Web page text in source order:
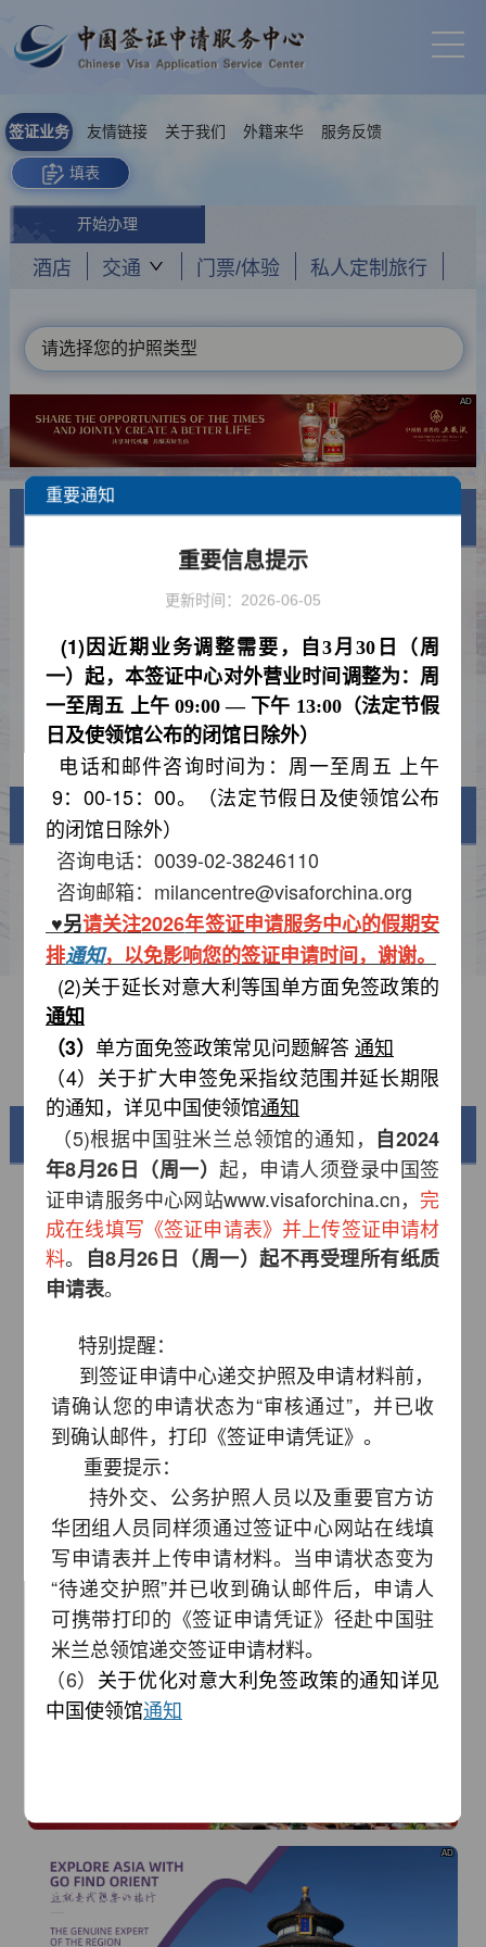
签证业务 友情链接 关于我们 外籍来华 服务反馈
填表
开始办理
酒店 交通 门票/体验 私人定制旅行
请选择您的护照类型
AD
通知公告 查看更多
关于米兰中国签证申请服务中心调整对
外营业时间的通知
关于延长对意大利等国单方面免签政策
的通知
2025-11-05
领事服务中心海外上线外籍人员来华咨
询服务
2025-09-09
驻意大利使馆提醒中国签证申请人谨防
电信网络诈骗（转发）
签证信息
费用标准
如何填写签证申请表
资料下载
常见问题
美丽中国
锦绣华南
黄河流域以及蜿蜒曲折的1.8万公里海岸线
AD
重要通知
重要信息提示
更新时间：2026-06-05
(1) 因近期业务调整需要，自3月30日（周
一）起，本签证中心对外营业时间调整为： 周
一至周五
上午 09:00 — 下午 13:00（法定节假
日及使领馆公布的闭馆日除外）
电话和邮件咨询时间为： 周一至周五 上午
9：00-15：00。
（法定节假日及使领馆公布
的闭馆日除外）
咨询电话：0039-02-38246110
咨询邮箱：milancentre@visaforchina.org
♥另请关注2026年签证申请服务中心的假期安
排通知，以免影响您的签证申请时间，谢谢。
(2)关于延长对意大利等国单方面免签政策的
通知
（3） 单方面免签政策常见问题解答通知
（4） 关于扩大申签免采指纹范围并延长期限
的通知，详见中国使领馆通知
（5)根据中国驻米兰总领馆的通知， 自2024
年8月26日（周一）起，申请人须登录中国签
证申请服务中心网站www.visaforchina.cn， 完
成在线填写《签证申请表》并上传签证申请材
料。 自8月26日（周一）起不再受理所有纸质
申请表。
特别提醒：
到签证申请中心递交护照及申请材料前，
请确认您的申请状态为“审核通过”，并已收
到确认邮件，打印《签证申请凭证》。
重要提示：
持外交、公务护照人员以及重要官方访
华团组人员同样须通过签证中心网站在线填
写申请表并上传申请材料。当申请状态变为
“待递交护照”并已收到确认邮件后，申请人
可携带打印的《签证申请凭证》径赴中国驻
米兰总领馆递交签证申请材料。
（6） 关于优化对意大利免签政策的通知详见
中国使领馆通知
前往查看